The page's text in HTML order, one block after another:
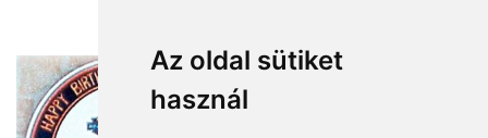
Az oldal sütiket
használ